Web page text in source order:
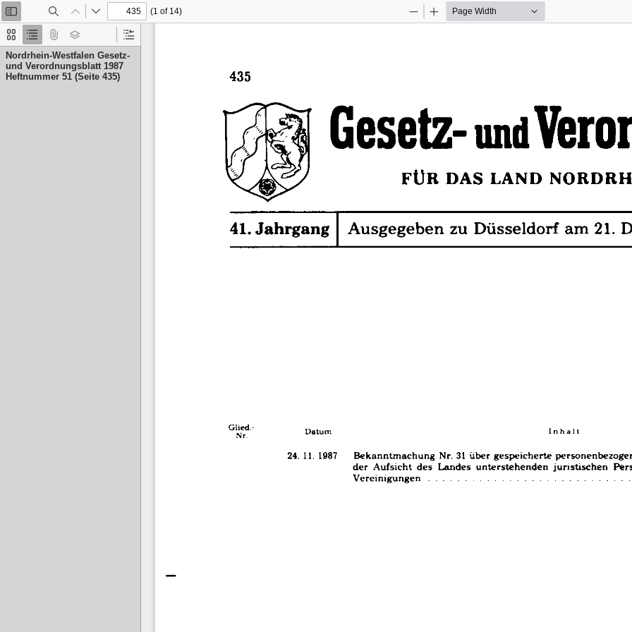
Thumbnails
Document
Outline
Attachments
Layers
Current
Item
Nordrhein-Westfalen Gesetz-
und Verordnungsblatt 1987
Heftnummer 51 (Seite 435)
Toggle
Sidebar
Previous
Next
(1 of 14)
Zoom
Zoom